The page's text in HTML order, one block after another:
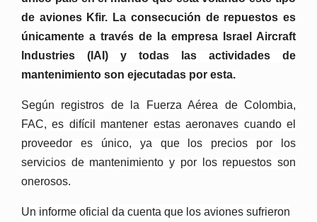
de aviones Kfir. La consecución de repuestos es
únicamente a través de la empresa Israel Aircraft
Industries (IAI) y todas las actividades de
mantenimiento son ejecutadas por esta.
Según registros de la Fuerza Aérea de Colombia,
FAC, es difícil mantener estas aeronaves cuando el
proveedor es único, ya que los precios por los
servicios de mantenimiento y por los repuestos son
onerosos.
Un informe oficial da cuenta que los aviones sufrieron